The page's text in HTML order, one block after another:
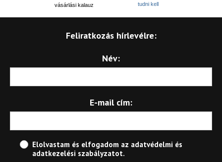
vásárlási kalauz
tudni kell
Feliratkozás hírlevélre:
Név:
E-mail cím:
Elolvastam és elfogadom az adatvédelmi és
adatkezelési szabályzatot.